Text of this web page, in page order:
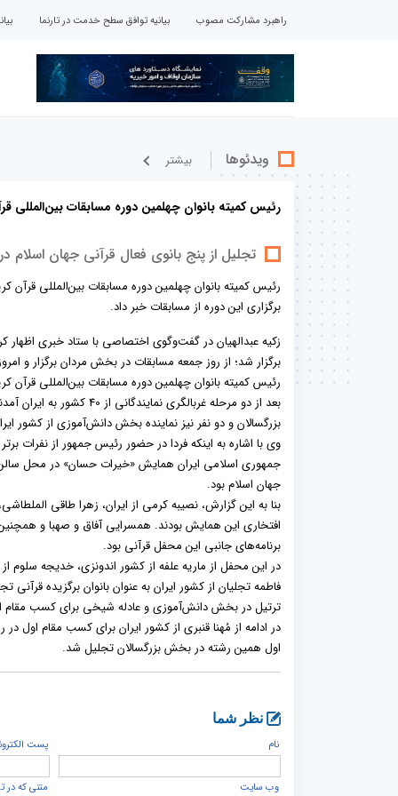
راهبرد مشارکت مصوب بیانیه توافق سطح خدمت در تارنما
ویدئوها بيشتر
رئیس کمیته بانوان چهلمین دوره مسابقات بین‌المللی
تجلیل از پنج بانوی فعال قرآنی جهان
رئیس کمیته بانوان چهلمین دوره مسابقات بین‌المللی
برگزاری این دوره از مسابقات خبر داد.
زکیه عبدالهیان در گفت‌وگوی اختصاصی با ستاد خبری
برگزار شد؛ از روز جمعه مسابقات در بخش مردان برگزار و
بزرگسالان و دو نفر نیز نماینده بخش دانش‌آموزی از کشور
وی با اشاره به اینکه فردا در حضور رئیس جمهور از نفرات
جمهوری اسلامی ایران همایش «خیرات حسان» در محل
جهان اسلام بود.
بنا به این گزارش، نصیبه کرمی از ایران، زهرا طاقی
افتخاری این همایش بودند. همسرایی آفاق و صهبا و
برنامه‌های جانبی این محفل قرآنی بود.
در این محفل از ماریه علفه از کشور اندونزی، خدیجه سلوم
فاطمه تجلیان از کشور ایران به عنوان بانوان برگزیده
ترتیل در بخش دانش‌آموزی و عادله شیخی برای کسب
در ادامه از مُهنا قنبری از کشور ایران برای کسب مقام
اول همین رشته در بخش بزرگسالان تجلیل شد.
نظر شما
نام
پست
وب سایت متنی که در